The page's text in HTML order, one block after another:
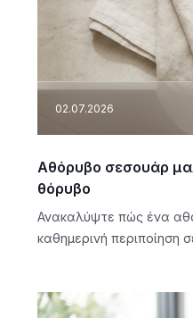
02.07.2026
Αθόρυβο σεσουάρ
θόρυβο
Ανακαλύψτε πώς ένα
καθημερινή περιποίηση